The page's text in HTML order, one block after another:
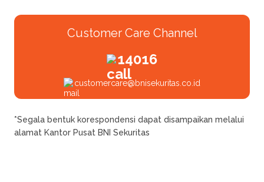
Customer Care Channel
14016
customercare@bnisekuritas.co.id
*Segala bentuk korespondensi dapat disampaikan melalui
alamat Kantor Pusat BNI Sekuritas